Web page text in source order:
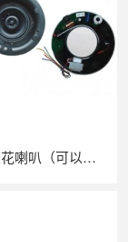
高保真天花喇叭（可以做定阻）